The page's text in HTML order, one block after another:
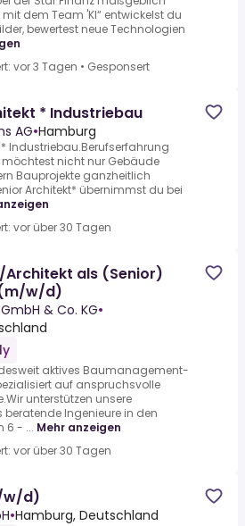
dem Team 'KI“ entwickelst du
bewertest neue Technologien
vor 3 Tagen • Gesponsert
* Industriebau
AG•Hamburg
Industriebau.Berufserfahrung
möchtest nicht nur Gebäude
Bauprojekte ganzheitlich
Architekt* übernimmst du bei
vor über 30 Tagen
Architekt als (Senior)
w/d)
& Co. KG•
aktives Baumanagement-
auf anspruchsvolle
unterstützen unsere
Ingenieure in den
6 - ... Mehr anzeigen
vor über 30 Tagen
w/d)
•Hamburg, Deutschland